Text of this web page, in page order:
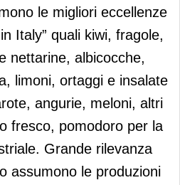
le migliori eccellenze
Italy” quali kiwi, fragole,
nettarine, albicocche,
limoni, ortaggi e insalate
angurie, meloni, altri
fresco, pomodoro per la
Grande rilevanza
assumono le produzioni